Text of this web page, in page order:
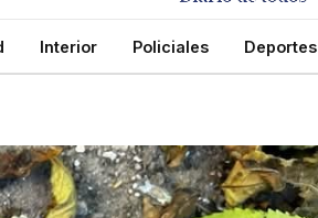
Interior Policiales Deportes